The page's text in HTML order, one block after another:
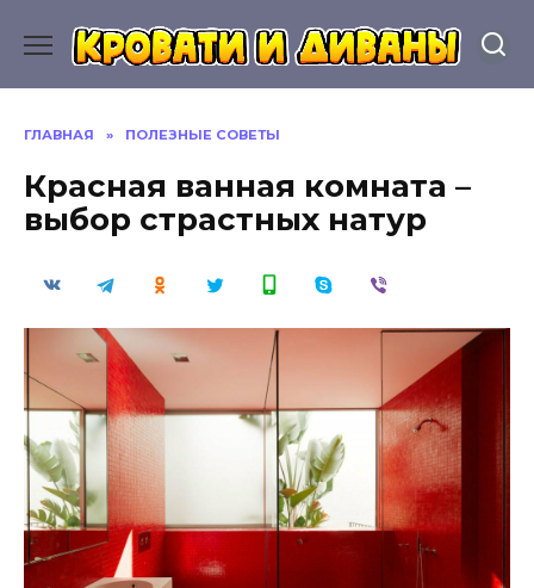
содержанию
ГЛАВНАЯ » ПОЛЕЗНЫЕ СОВЕТЫ
Красная ванная комната –
выбор страстных натур